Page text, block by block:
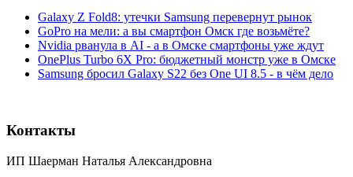
Galaxy Z Fold8: утечки Samsung перевернут рынок
GoPro на мели: а вы смартфон Омск где возьмёте?
Nvidia рванула в AI - а в Омске смартфоны уже ждут
OnePlus Turbo 6X Pro: бюджетный монстр уже в Омске
Samsung бросил Galaxy S22 без One UI 8.5 - в чём дело
Контакты
ИП Шаерман Наталья Александровна